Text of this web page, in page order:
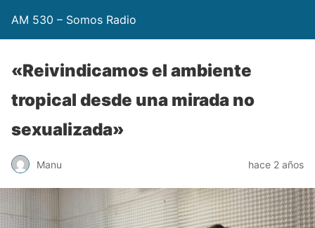
AM 530 – Somos Radio
«Reivindicamos el ambiente
tropical desde una mirada no
sexualizada»
Manu hace 2 años